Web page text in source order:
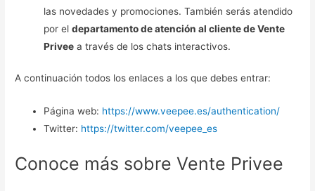
las novedades y promociones. También serás atendido
por eldepartamento de atención al cliente de Vente
Privee a través de los chats interactivos.
A continuación todos los enlaces a los que debes entrar:
Página web: https://www.veepee.es/authentication/
Twitter: https://twitter.com/veepee_es
Conoce más sobre Vente Privee